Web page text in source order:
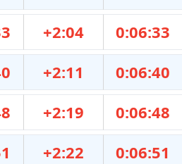
+2:04 0:06:33
+2:11 0:06:40
+2:19 0:06:48
+2:22 0:06:51